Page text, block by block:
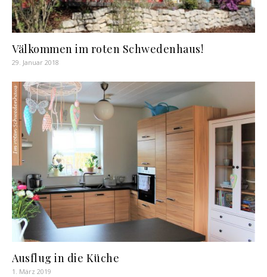
Välkommen im roten Schwedenhaus!
29. Januar 2018
Ausflug in die Küche
1. März 2019